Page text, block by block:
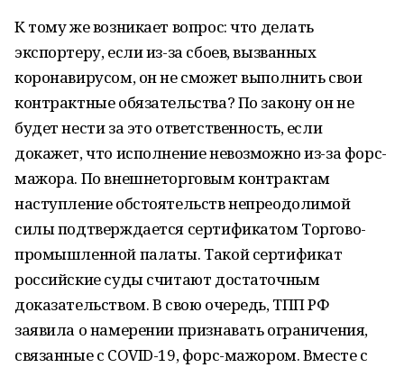
К тому же возникает вопрос: что делать
экспортеру, если из-за сбоев, вызванных
коронавирусом, он не сможет выполнить свои
контрактные обязательства? По закону он не
будет нести за это ответственность, если
докажет, что исполнение невозможно из-за форс-
мажора. По внешнеторговым контрактам
наступление обстоятельств непреодолимой
силы подтверждается сертификатом Торгово-
промышленной палаты. Такой сертификат
российские суды считают достаточным
доказательством. В свою очередь, ТПП РФ
заявила о намерении признавать ограничения,
связанные с COVID-19, форс-мажором. Вместе с